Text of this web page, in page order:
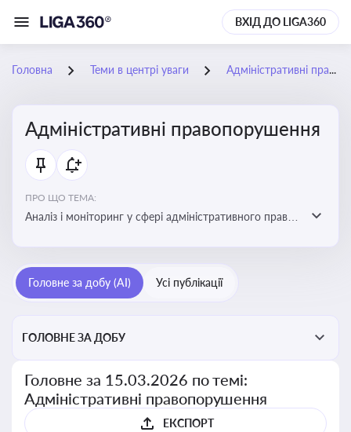
ВХІД ДО LIGA360
Головна Теми в центрі уваги Адміністративні правопорушення
Адміністративні правопорушення
ПРО ЩО ТЕМА:
Аналіз і моніторинг у сфері адміністративного права:
Головне за добу (AI) Усі публікації
ГОЛОВНЕ ЗА ДОБУ
Головне за 15.03.2026 по темі:
Адміністративні правопорушення
ЕКСПОРТ